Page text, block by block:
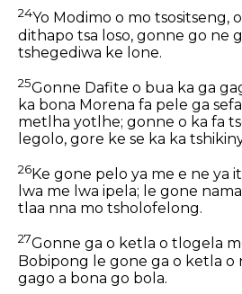
24Yo Modimo o mo tsositseng,
dithapo tsa loso, gonne go ne
tshegediwa ke lone.
25Gonne Dafite o bua ka ga
ka bona Morena fa pele ga
metlha yotlhe; gonne o ka fa
legolo, gore ke se ka ka
26Ke gone pelo ya me e ne ya
lwa me lwa ipela; le gone
tlaa nna mo tsholofelong.
27Gonne ga o ketla o tlogela
Bobipong le gone ga o ketla o
gago a bona go bola.